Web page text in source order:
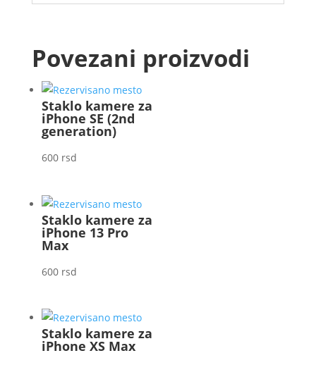
Povezani proizvodi
Staklo kamere za
iPhone SE (2nd
generation)
600 rsd
Staklo kamere za
iPhone 13 Pro
Max
600 rsd
Staklo kamere za
iPhone XS Max